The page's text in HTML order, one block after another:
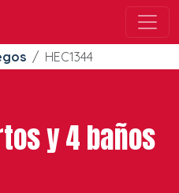
HEC1344
y 4 baños